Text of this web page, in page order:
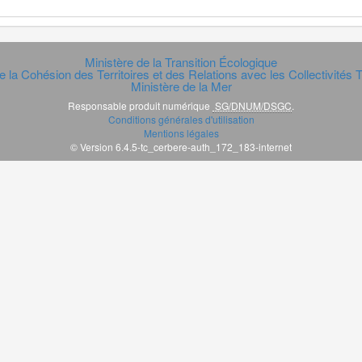
Ministère de la Transition Écologique
la Cohésion des Territoires et des Relations avec les Collectivités
Ministère de la Mer
Responsable produit numérique SG/DNUM/DSGC
Conditions générales d'utilisation
Mentions légales
© Version 6.4.5-tc_cerbere-auth_172_183-internet